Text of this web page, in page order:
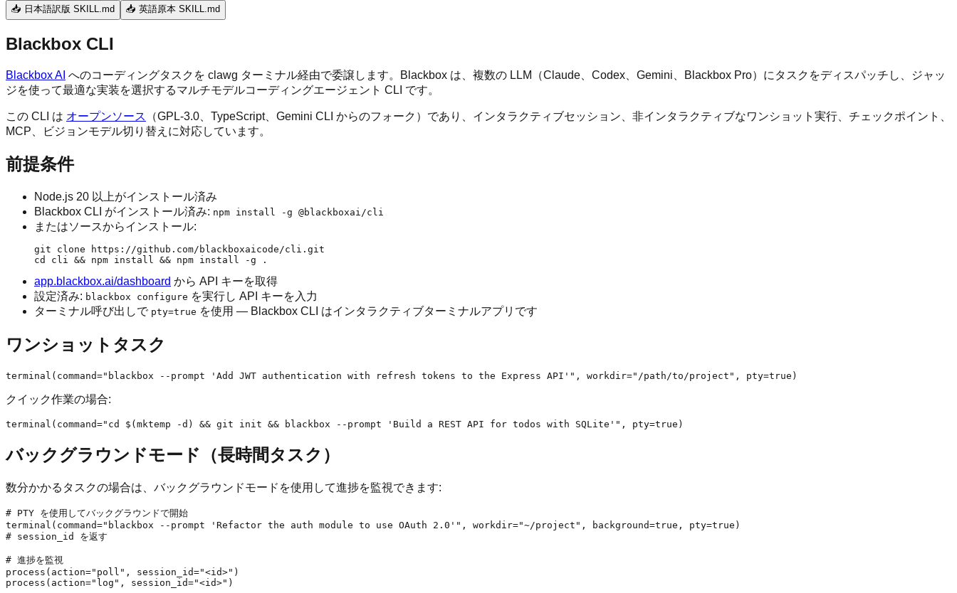
📥 日本語訳版 SKILL.md
📥 英語原本 SKILL.md
Blackbox CLI
Blackbox AI へのコーディングタスクを clawg ターミナル経由で委譲します。Blackbox は、複数の LLM（Claude、Codex、Gemini、Blackbox Pro）にタスクをディスパッチし、ジャッ
ジを使って最適な実装を選択するマルチモデルコーディングエージェント CLI です。
この CLI は オープンソース
（GPL-3.0、TypeScript、Gemini CLI からのフォーク）であり、インタラクティブセッション、非インタラクティブなワンショット実行、チェックポイント、
MCP、ビジョンモデル切り替えに対応しています。
前提条件
Node.js 20 以上がインストール済み
Blackbox CLI がインストール済み: npm install -g @blackboxai/cli
またはソースからインストール:
git clone https://github.com/blackboxaicode/cli.git
app.blackbox.ai/dashboard から API キーを取得
設定済み: blackbox configure を実行し API キーを入力
ターミナル呼び出しで pty=true を使用 — Blackbox CLI はインタラクティブターミナルアプリです
ワンショットタスク
クイック作業の場合:
バックグラウンドモード（長時間タスク）
数分かかるタスクの場合は、バックグラウンドモードを使用して進捗を監視できます:
# PTY を使用してバックグラウンドで開始
terminal(command="blackbox --prompt 'Refactor the auth module to use OAuth 2.0'", workdir="~/project", background=true, pty=true)
# session_id を返す
# 進捗を監視
process(action="poll", session_id="<id>")
process(action="log", session_id="<id>")